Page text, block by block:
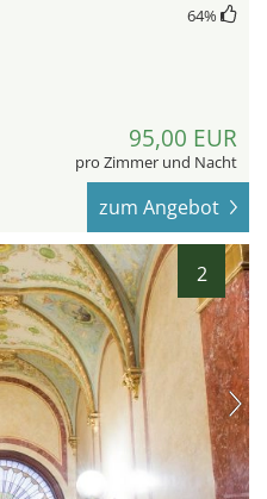
64%
95,00 EUR
pro Zimmer und Nacht
zum Angebot
2